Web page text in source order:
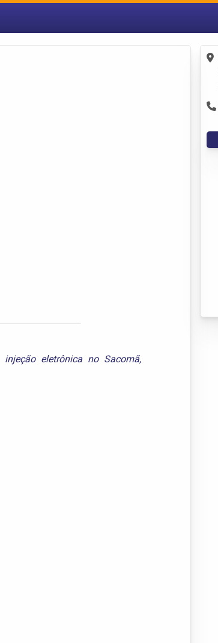
injeção eletrônica no Sacomã,